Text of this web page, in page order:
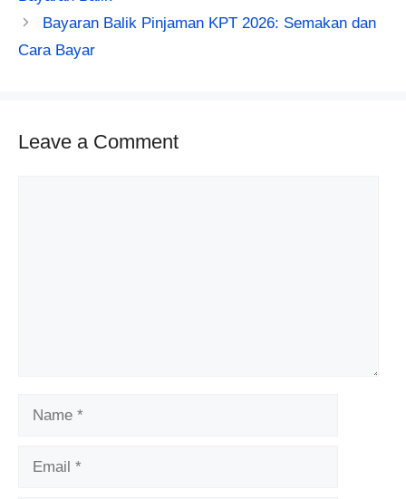
Bayaran Balik Pinjaman KPT 2026: Semakan dan
Cara Bayar
Leave a Comment
Name
Email